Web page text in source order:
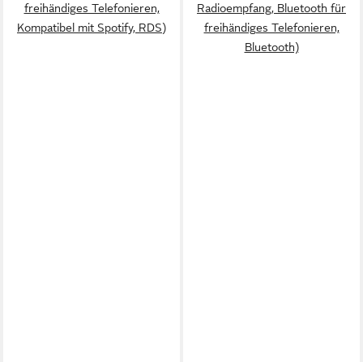
freihändiges Telefonieren,
Kompatibel mit Spotify, RDS)
Radioempfang, Bluetooth für
freihändiges Telefonieren,
Bluetooth)